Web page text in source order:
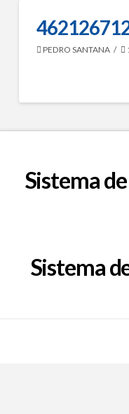
PEDRO SANTANA
Sistema
Sistema